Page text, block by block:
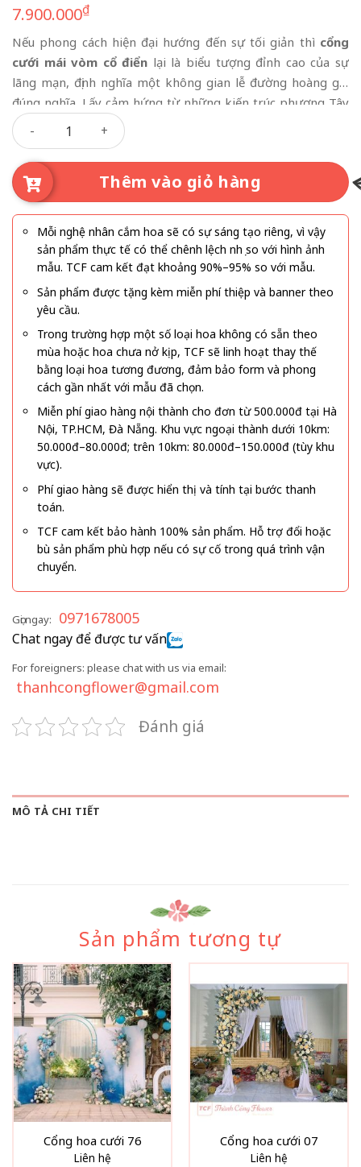
7.900.000₫
Nếu phong cách hiện đại hướng đến sự tối giản thì cổng
cưới mái vòm cổ điển lại là biểu tượng đỉnh cao của sự
lãng mạn, định nghĩa một không gian lễ đường hoàng gia
đúng nghĩa. Lấy cảm hứng từ những kiến trúc phương Tây
cổ kính, thiết kế mái vòm cong chuẩn tỷ lệ đối xứng mang
lại cảm giác bề thế, uy nghi nhưng không kém phần mềm
mại, uyển chuyển.
Cổng Cưới Mái Vòm Cổ Điển số lượng
Thêm vào giỏ hàng
Mỗi nghệ nhân cắm hoa sẽ có sự sáng tạo riêng, vì vậy
sản phẩm thực tế có thể chênh lệch nhẹ so với hình ảnh
mẫu. TCF cam kết đạt khoảng 90%–95% so với mẫu.
Sản phẩm được tặng kèm miễn phí thiệp và banner theo
yêu cầu.
Trong trường hợp một số loại hoa không có sẵn theo
mùa hoặc hoa chưa nở kịp, TCF sẽ linh hoạt thay thế
bằng loại hoa tương đương, đảm bảo form và phong
cách gần nhất với mẫu đã chọn.
Miễn phí giao hàng nội thành cho đơn từ 500.000đ tại Hà
Nội, TP.HCM, Đà Nẵng. Khu vực ngoại thành dưới 10km:
50.000đ–80.000đ; trên 10km: 80.000đ–150.000đ (tùy khu
vực).
Phí giao hàng sẽ được hiển thị và tính tại bước thanh
toán.
TCF cam kết bảo hành 100% sản phẩm. Hỗ trợ đổi hoặc
bù sản phẩm phù hợp nếu có sự cố trong quá trình vận
chuyển.
Gọi ngay: 0971678005
Chat ngay để được tư vấn
For foreigners: please chat with us via email:
thanhcongflower@gmail.com
Đánh giá
MÔ TẢ CHI TIẾT
Sản phẩm tương tự
Cổng hoa cưới 76
Liên hệ
Cổng hoa cưới 07
Liên hệ